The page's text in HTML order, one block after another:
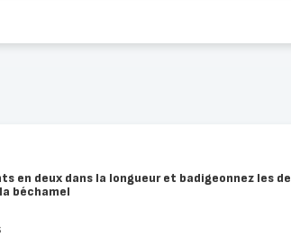
en deux dans la longueur et badigeonnez les
béchamel